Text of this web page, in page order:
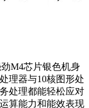
M4芯片银色机身
理器与10核图形处
处理都能轻松应对
算能力和能效表现